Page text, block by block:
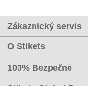
Zákaznický servis
O Stikets
100% Bezpečné